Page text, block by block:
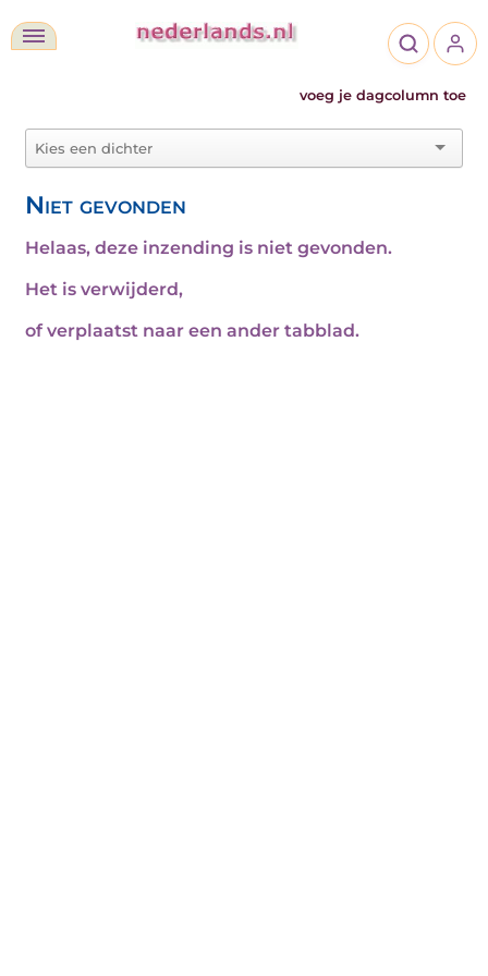
voeg je dagcolumn toe
Niet gevonden
Helaas, deze inzending is niet gevonden.
Het is verwijderd,
of verplaatst naar een ander tabblad.